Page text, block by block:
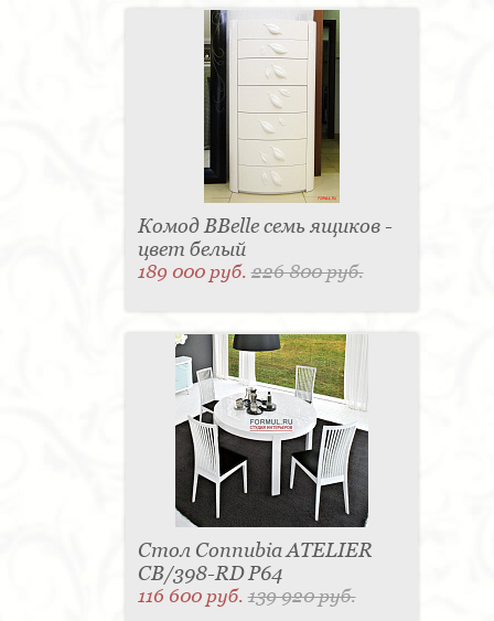
Комод BBelle семь ящиков -
цвет белый
189 000 руб.226 800 руб.
Стол Connubia ATELIER
CB/398-RD P64
116 600 руб.139 920 руб.